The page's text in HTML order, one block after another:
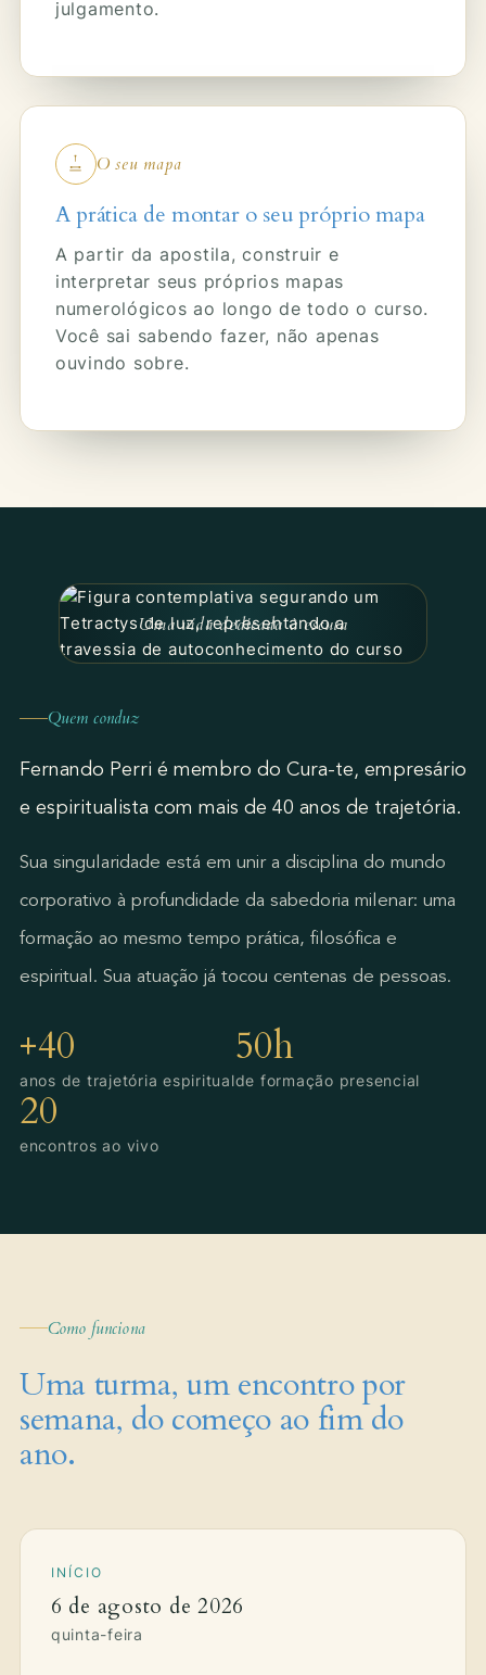
julgamento.
O seu mapa
A prática de montar o seu próprio mapa
A partir da apostila, construir e
interpretar seus próprios mapas
numerológicos ao longo de todo o curso.
Você sai sabendo fazer, não apenas
ouvindo sobre.
Uma vida dedicada à escuta
Quem conduz
Fernando Perri é membro do Cura-te, empresário
e espiritualista com mais de 40 anos de trajetória.
Sua singularidade está em unir a disciplina do mundo
corporativo à profundidade da sabedoria milenar: uma
formação ao mesmo tempo prática, filosófica e
espiritual. Sua atuação já tocou centenas de pessoas.
+40
anos de trajetória espiritual
50h
de formação presencial
20
encontros ao vivo
Como funciona
Uma turma, um encontro por
semana, do começo ao fim do
ano.
INÍCIO
6 de agosto de 2026
quinta-feira